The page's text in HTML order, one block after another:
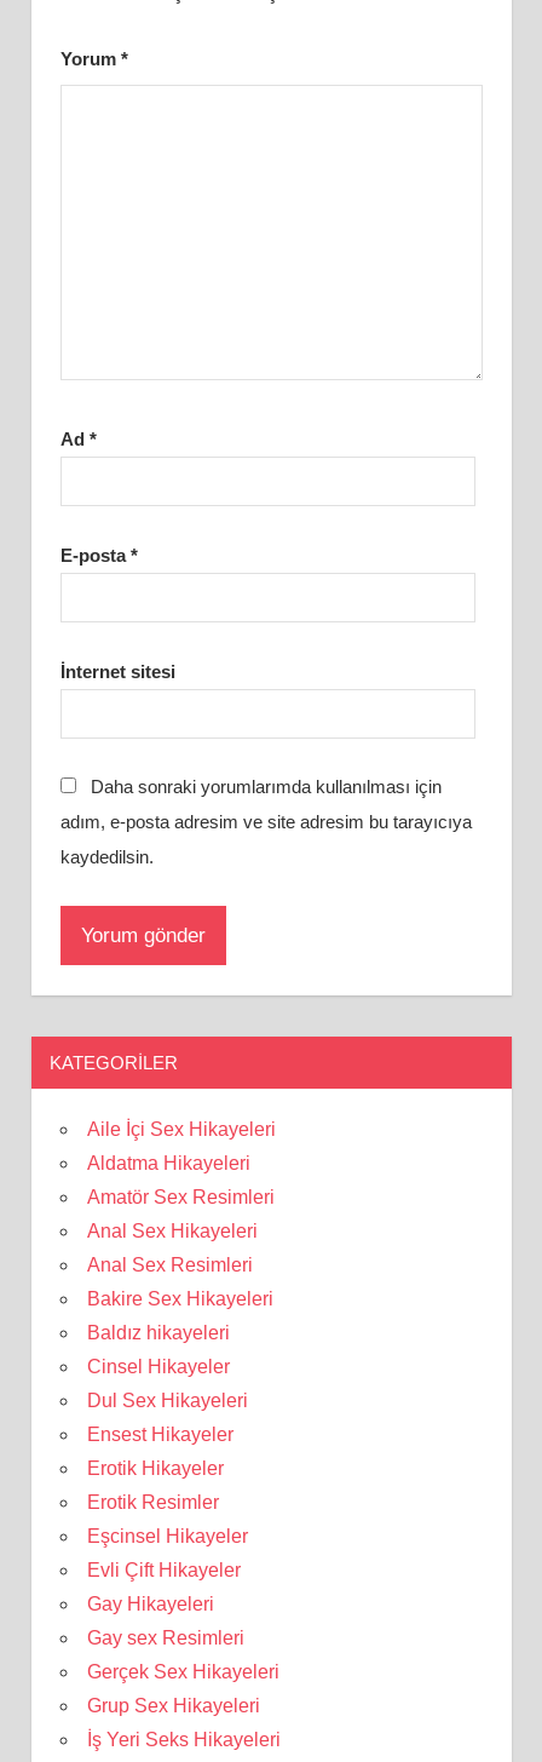
Yorum *
Ad *
E-posta*
İnternet sitesi
Daha sonraki yorumlarımda kullanılması için
adım, e-posta adresim ve site adresim bu tarayıcıya
kaydedilsin.
KATEGORILER
Aile İçi Sex Hikayeleri
Aldatma Hikayeleri
Amatör Sex Resimleri
Anal Sex Hikayeleri
Anal Sex Resimleri
Bakire Sex Hikayeleri
Baldız hikayeleri
Cinsel Hikayeler
Dul Sex Hikayeleri
Ensest Hikayeler
Erotik Hikayeler
Erotik Resimler
Eşcinsel Hikayeler
Evli Çift Hikayeler
Gay Hikayeleri
Gay sex Resimleri
Gerçek Sex Hikayeleri
Grup Sex Hikayeleri
İş Yeri Seks Hikayeleri